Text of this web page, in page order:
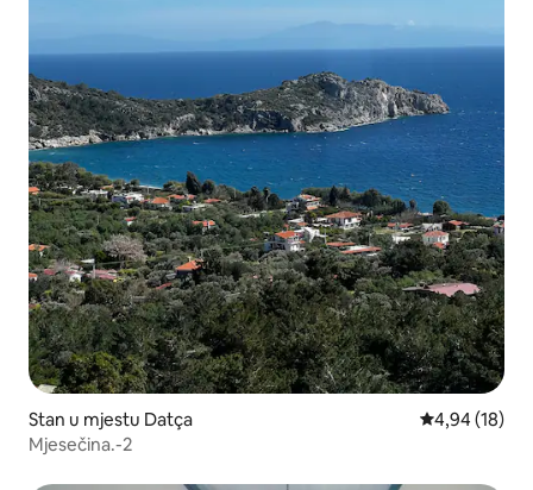
Stan u mjestu Datça Prosječna
4,94 (18)
Mjesečina.-2